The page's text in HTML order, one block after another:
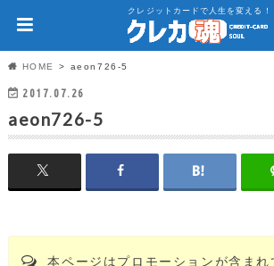
クレジットカードで人生を変える！
HOME aeon726-5
2017.07.26
aeon726-5
本ページはプロモーションが含まれ